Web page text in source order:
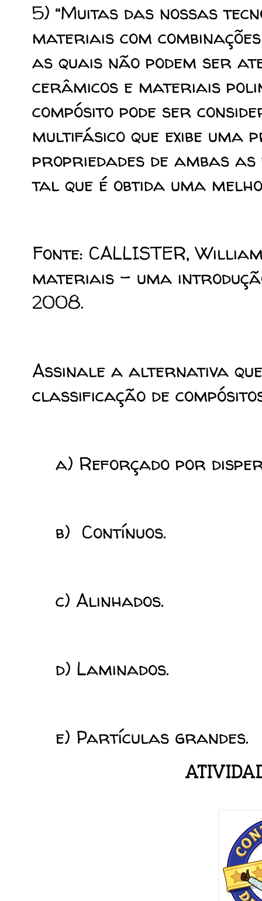
5) “Muitas das nossas
materiais com
as quais não podem ser
cerâmicos e materiais
compósito pode ser
multifásico que exibe
propriedades de ambas as
tal que é obtida uma
Fonte: CALLISTER,
materiais – uma
2008.
Assinale a alternativa
classificação de
a) Reforçado por
b) Contínuos.
c) Alinhados.
d) Laminados.
e) Partículas grandes.